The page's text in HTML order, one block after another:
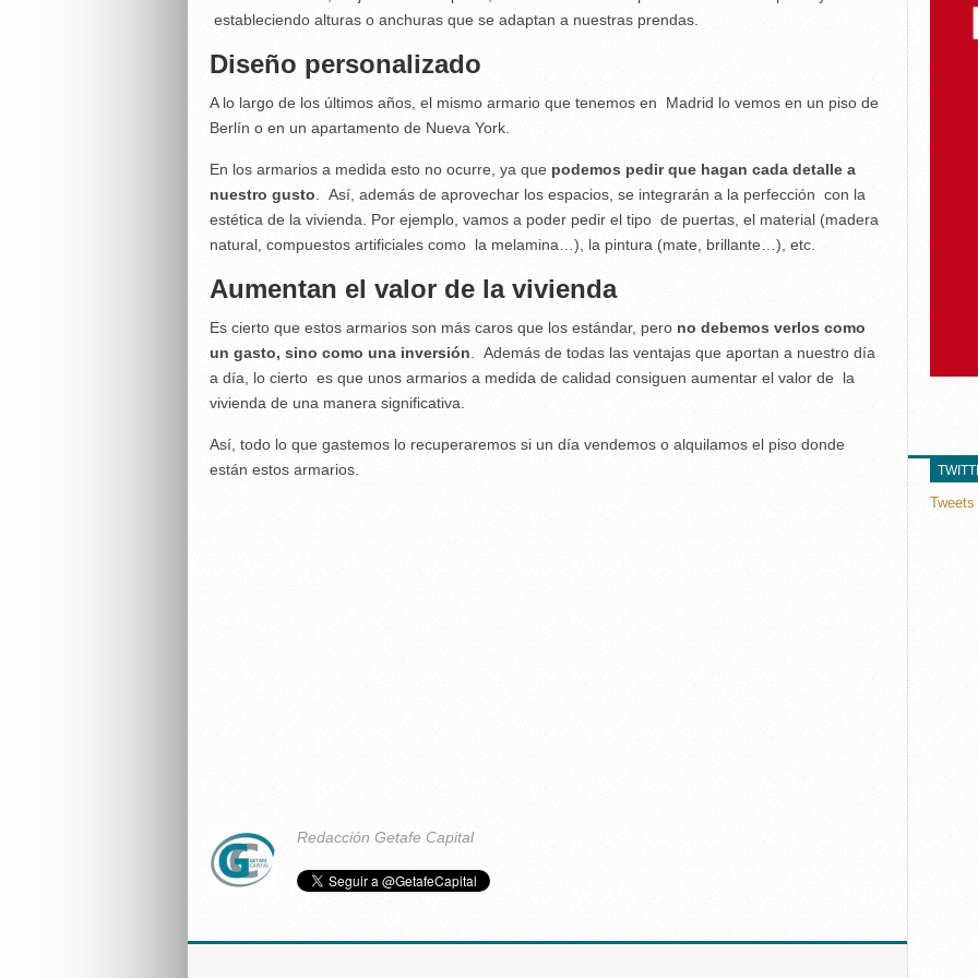
estableciendo alturas o anchuras que se adaptan a nuestras prendas.
Diseño personalizado
A lo largo de los últimos años, el mismo armario que tenemos en Madrid lo vemos en un piso de
Berlín o en un apartamento de Nueva York.
En los armarios a medida esto no ocurre, ya que podemos pedir que hagan cada detalle a
nuestro gusto . Así, además de aprovechar los espacios, se integrarán a la perfección con la
estética de la vivienda. Por ejemplo, vamos a poder pedir el tipo de puertas, el material (madera
natural, compuestos artificiales como la melamina…), la pintura (mate, brillante…), etc.
Aumentan el valor de la vivienda
Es cierto que estos armarios son más caros que los estándar, pero no debemos verlos como
un gasto, sino como una inversión . Además de todas las ventajas que aportan a nuestro día
a día, lo cierto es que unos armarios a medida de calidad consiguen aumentar el valor de la
vivienda de una manera significativa.
Así, todo lo que gastemos lo recuperaremos si un día vendemos o alquilamos el piso donde
están estos armarios.
Redacción Getafe Capital